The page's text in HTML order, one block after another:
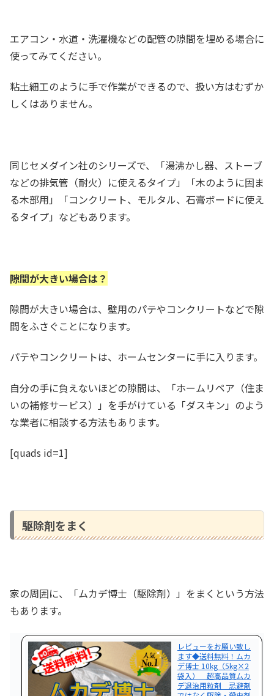
エアコン・水道・洗濯機などの配管の隙間を埋める場合に
使ってみてください。
粘土細工のように手で作業ができるので、扱い方はむずか
しくはありません。
同じセメダイン社のシリーズで、「湯沸かし器、ストーブ
などの排気管（耐火）に使えるタイプ」「木のように固ま
る木部用」「コンクリート、モルタル、石膏ボードに使え
るタイプ」などもあります。
隙間が大きい場合は？
隙間が大きい場合は、壁用のパテやコンクリートなどで隙
間をふさぐことになります。
パテやコンクリートは、ホームセンターに手に入ります。
自分の手に負えないほどの隙間は、「ホームリペア（住ま
いの補修サービス）」を手がけている「ダスキン」のよう
な業者に相談する方法もあります。
[quads id=1]
駆除剤をまく
家の周囲に、「ムカデ博士（駆除剤）」をまくという方法
もあります。
レビューをお願い致し
ます◆送料無料！ムカ
デ博士 10kg（5kg×2
袋入） 超高品質ムカ
デ退治用粒剤 忌避剤